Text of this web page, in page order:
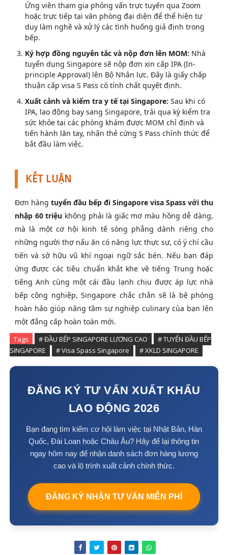
Ứng viên tham gia phỏng vấn trực tuyến qua Zoom
hoặc trực tiếp tại văn phòng đại diện để thể hiện tư
duy làm nghề và xử lý các tình huống giả định trong
bếp.
Ký hợp đồng nguyên tắc và nộp đơn lên MOM: Nhà
tuyển dụng Singapore sẽ nộp đơn xin cấp IPA (In-
principle Approval) lên Bộ Nhân lực. Đây là giấy chấp
thuận cấp visa S Pass có tính chất quyết định.
Xuất cảnh và kiểm tra y tế tại Singapore: Sau khi có
IPA, lao động bay sang Singapore, trải qua kỳ kiểm tra
sức khỏe tại các phòng khám được MOM chỉ định và
tiến hành lăn tay, nhận thẻ cứng S Pass chính thức để
bắt đầu làm việc.
KẾT LUẬN
Đơn hàng tuyển đầu bếp đi Singapore visa Spass với thu
nhập 60 triệu không phải là giấc mơ màu hồng dễ dàng,
mà là một cơ hội kinh tế sòng phẳng dành riêng cho
những người thợ nấu ăn có năng lực thực sự, có ý chí cầu
tiến và sở hữu vũ khí ngoại ngữ sắc bén. Nếu bạn đáp
ứng được các tiêu chuẩn khắt khe về tiếng Trung hoặc
tiếng Anh cùng một cái đầu lạnh chịu được áp lực nhà
bếp công nghiệp, Singapore chắc chắn sẽ là bệ phóng
hoàn hảo giúp nâng tầm sự nghiệp culinary của bạn lên
một đẳng cấp hoàn toàn mới.
Tags # ĐẦU BẾP SINGAPORE LƯƠNG CAO
# TUYỂN ĐẦU BẾP
SINGAPORE
# Visa Spass Singapore # XKLD SINGAPORE
ĐĂNG KÝ TƯ VẤN XUẤT KHẨU
LAO ĐỘNG 2026
Bạn đang tìm kiếm cơ hội làm việc tại Nhật Bản, Hàn
Quốc, Đài Loan hoặc Châu Âu? Hãy để lại thông tin
ngay hôm nay để nhận danh sách đơn hàng lương
cao và lộ trình xuất cảnh chính thức.
ĐĂNG KÝ NHẬN TƯ VẤN MIỄN PHÍ